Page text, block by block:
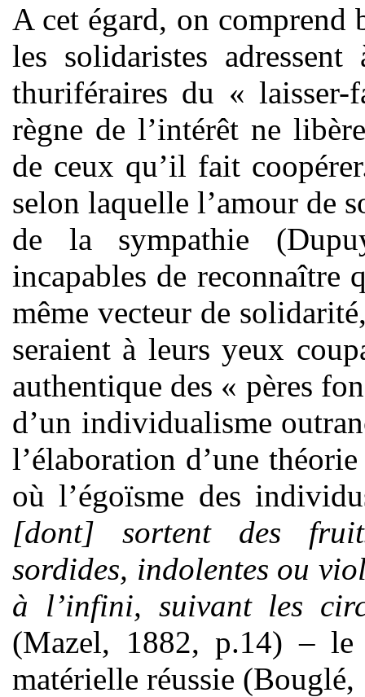
A cet égard, on comprend
les solidaristes
thuriféraires du «
règne de l’intérêt ne
de ceux qu’il fait
selon laquelle l’amour de
de la sympathie
incapables de reconnaître
même vecteur de
seraient à leurs yeux
authentique des « pères
d’un individualisme
l’élaboration d’une
où l’égoïsme des
[dont] sortent des
sordides, indolentes ou
à l’infini, suivant les
(Mazel, 1882, p.14) – le
matérielle réussie (Bouglé,